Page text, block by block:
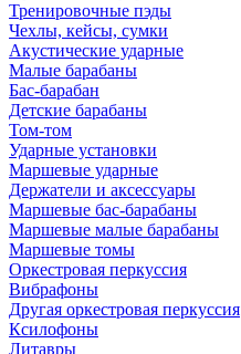
Тренировочные пэды
Чехлы, кейсы, сумки
Акустические ударные
Mалые барабаны
Бас-барабан
Детские барабаны
Том-том
Ударные установки
Маршевые ударные
Держатели и аксессуары
Маршевые бас-барабаны
Маршевые малые барабаны
Маршевые томы
Оркестровая перкуссия
Вибрафоны
Другая оркестровая перкуссия
Ксилофоны
Литавры